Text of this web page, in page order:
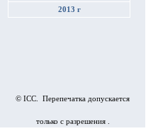
2013 г
© ICC. Перепечатка допускается
только с разрешения .